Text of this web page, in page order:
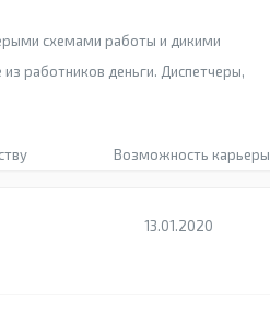
схемами работы и дикими
работников деньги. Диспетчеры,
Возможность карьеры
13.01.2020